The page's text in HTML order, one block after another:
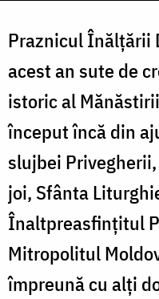
Praznicul Înălțării
acest an sute de
istoric al
început încă din
slujbei
joi, Sfânta
Înaltpreasfințitul
Mitropolitul
împreună cu alți